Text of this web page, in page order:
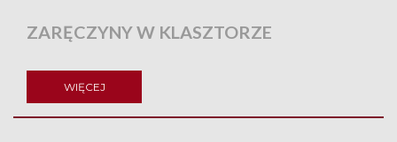
ZARĘCZYNY W KLASZTORZE
WIĘCEJ